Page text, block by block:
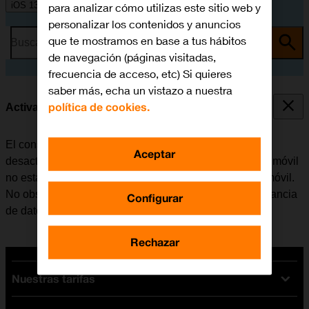
iOS 13.1
Busca por problema o tema
Activar o desactivar la itinerancia de datos
El consumo de datos en el extranjero se puede limitar,
desactivando la itinerancia de datos. Haciendo esto el móvil
no establece conexión con internet a través de la red móvil.
No obstante, se puede utilizar el Wi-Fi aunque la itinerancia
de datos esté desactivada.
Nuestras tarifas
para analizar cómo utilizas este sitio web y
personalizar los contenidos y anuncios
que te mostramos en base a tus hábitos
de navegación (páginas visitadas,
frecuencia de acceso, etc) Si quieres
saber más, echa un vistazo a nuestra
política de cookies.
Configurar
Rechazar
Aceptar